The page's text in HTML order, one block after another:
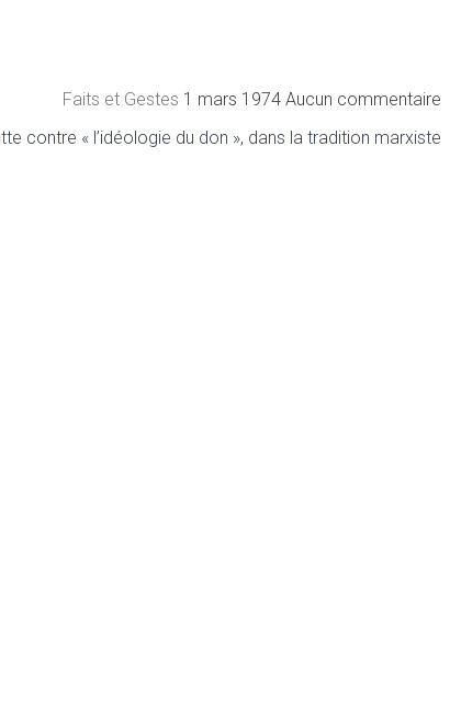
Faits et Gestes 1 mars 1974 Aucun commentaire
contre « l’idéologie du don », dans la tradition marxiste